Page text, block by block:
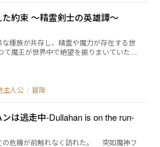
様々な困難に立ち向かっていくことにな
た約束 〜精霊剣士の英雄譚〜
種族が共存し、精霊や魔力が存在する世
の時が流れ、魔王
々に弱まりついに封印が破られる。 魔王
封印した、解放の神剣を探すよう配下に命
との戦争と
の村に住む少年。実は彼の家には、遥か
受け継がれて来た家宝があった。それこそ
主人公 / 冒険
は逃走中-Dullahan is on the run-
危機が前触れなく訪れた。 突如魔神フ